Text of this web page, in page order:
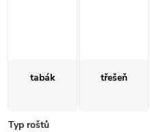
tabák třešeň
Typ roštů